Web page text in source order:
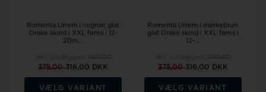
Romenta Urrem i cognac glat
Drake skind i XXL føres i 12-
20m...
375,00316,00 DKK
VÆLG VARIANT
Romenta Urrem i mørkebrun
glat Drake skind i XXL føres i
12-...
375,00316,00 DKK
VÆLG VARIANT